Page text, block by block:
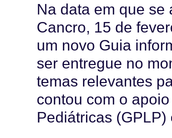
Na data em que se
Cancro, 15 de
um novo Guia
ser entregue no
temas relevantes
contou com o
Pediátricas